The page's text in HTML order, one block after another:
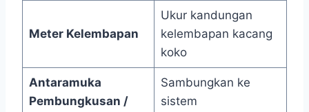
Meter Kelembapan
Ukur kandungan
kelembapan kacang
koko
Antaramuka
Pembungkusan /
Sambungkan ke
sistem